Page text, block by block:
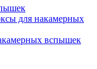
для накамерных
вспышек